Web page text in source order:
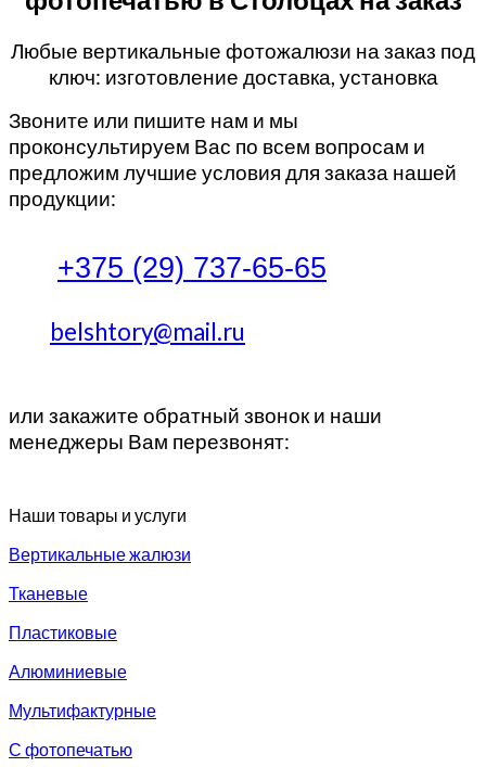
Любые вертикальные фотожалюзи на заказ под
ключ: изготовление доставка, установка
Звоните или пишите нам и мы
проконсультируем Вас по всем вопросам и
предложим лучшие условия для заказа нашей
продукции:
+375 (29) 737-65-65
belshtory@mail.ru
или закажите обратный звонок и наши
менеджеры Вам перезвонят:
Наши товары и услуги
Вертикальные жалюзи
Тканевые
Пластиковые
Алюминиевые
Мультифактурные
С фотопечатью